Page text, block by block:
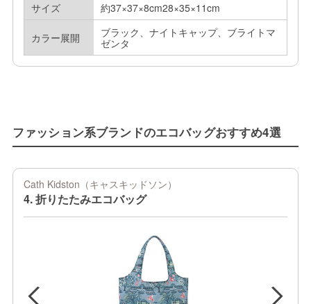
サイズ 約37×37×8cm28×35×11cm
カラー展開
ブラック、ナイトキャップ、ブライトマ
ゼンタ
ファッション系ブランドのエコバッグおすすめ4選
Cath Kidston（キャスキッドソン）
4. 折りたたみエコバッグ